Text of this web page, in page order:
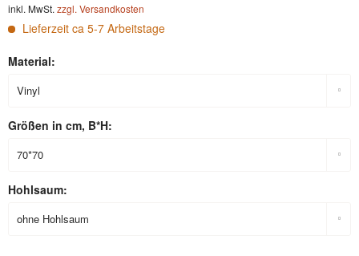
inkl. MwSt. zzgl. Versandkosten
Lieferzeit ca 5-7 Arbeitstage
Material:
Größen in cm, B*H:
Hohlsaum: